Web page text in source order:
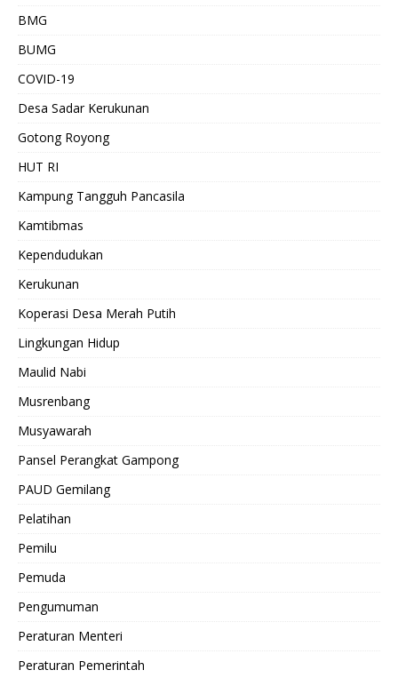
BMG
BUMG
COVID-19
Desa Sadar Kerukunan
Gotong Royong
HUT RI
Kampung Tangguh Pancasila
Kamtibmas
Kependudukan
Kerukunan
Koperasi Desa Merah Putih
Lingkungan Hidup
Maulid Nabi
Musrenbang
Musyawarah
Pansel Perangkat Gampong
PAUD Gemilang
Pelatihan
Pemilu
Pemuda
Pengumuman
Peraturan Menteri
Peraturan Pemerintah